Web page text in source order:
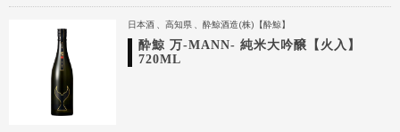
日本酒 高知県 酔鯨酒造(株)【酔鯨】
酔鯨 万-MANN- 純米大吟醸【火入】
720ML